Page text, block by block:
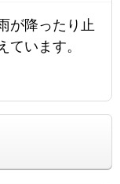
が降ったり止
ています。